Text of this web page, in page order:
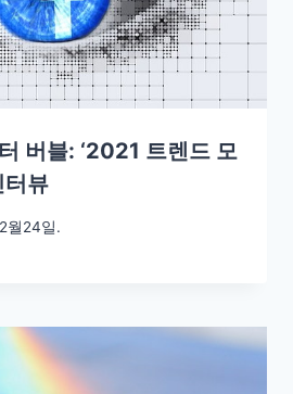
버블: ‘2021 트렌드 모
터뷰
월24일.